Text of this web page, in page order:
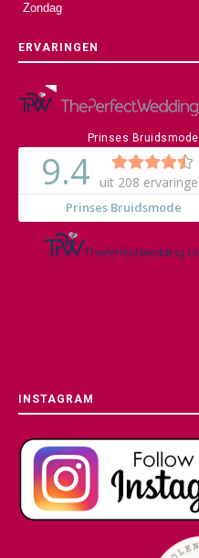
Zondag
ERVARINGEN
Prinses Bruidsmode
INSTAGRAM